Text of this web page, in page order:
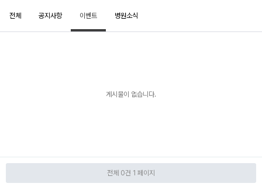
전체 공지사항 이벤트 병원소식
게시물이 없습니다.
전체 0건 1 페이지